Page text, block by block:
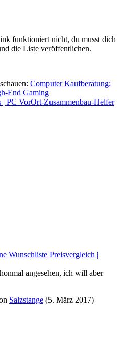
funktioniert nicht, du musst dich
die Liste veröffentlichen.
Computer Kaufberatung:
End Gaming
| PC VorOrt-Zusammenbau-Helfer
Wunschliste Preisvergleich |
angesehen, ich will aber
Salzstange (5. März 2017)